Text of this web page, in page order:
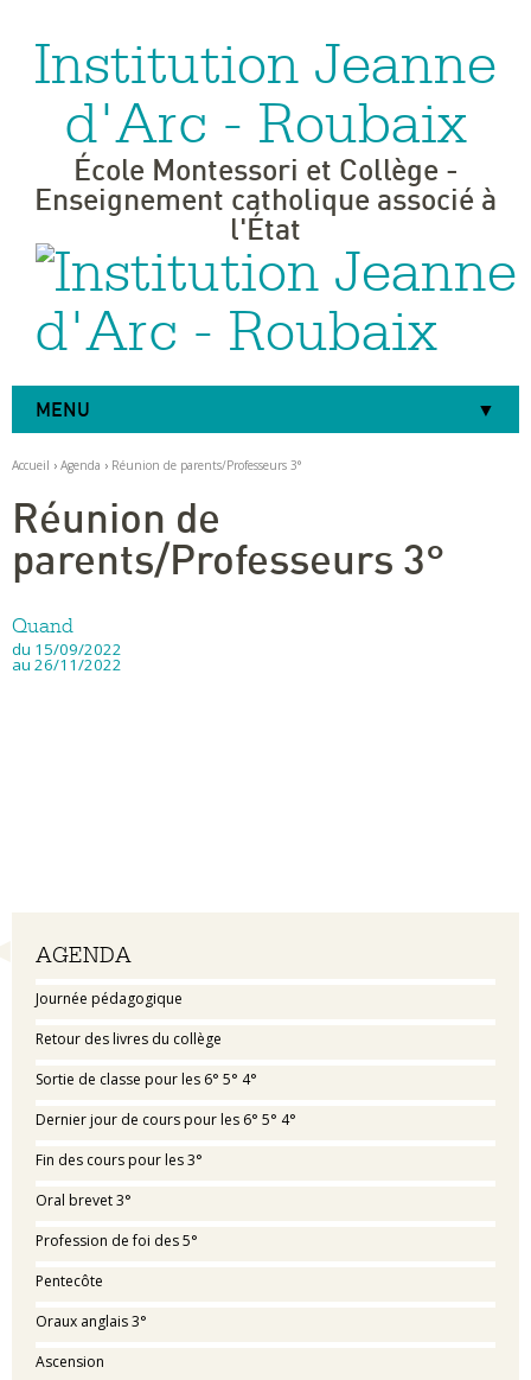
Outils
personnels
Institution Jeanne
d'Arc - Roubaix
École Montessori et Collège -
Enseignement catholique associé à
l'État
MENU
Accueil › Agenda › Réunion de parents/Professeurs 3°
Navigation
AGENDA
Journée pédagogique
Retour des livres du collège
Sortie de classe pour les 6° 5° 4°
Dernier jour de cours pour les 6° 5° 4°
Fin des cours pour les 3°
Oral brevet 3°
Profession de foi des 5°
Pentecôte
Oraux anglais 3°
Ascension
Réunion de
parents/Professeurs 3°
Quand
du 15/09/2022
au 26/11/2022